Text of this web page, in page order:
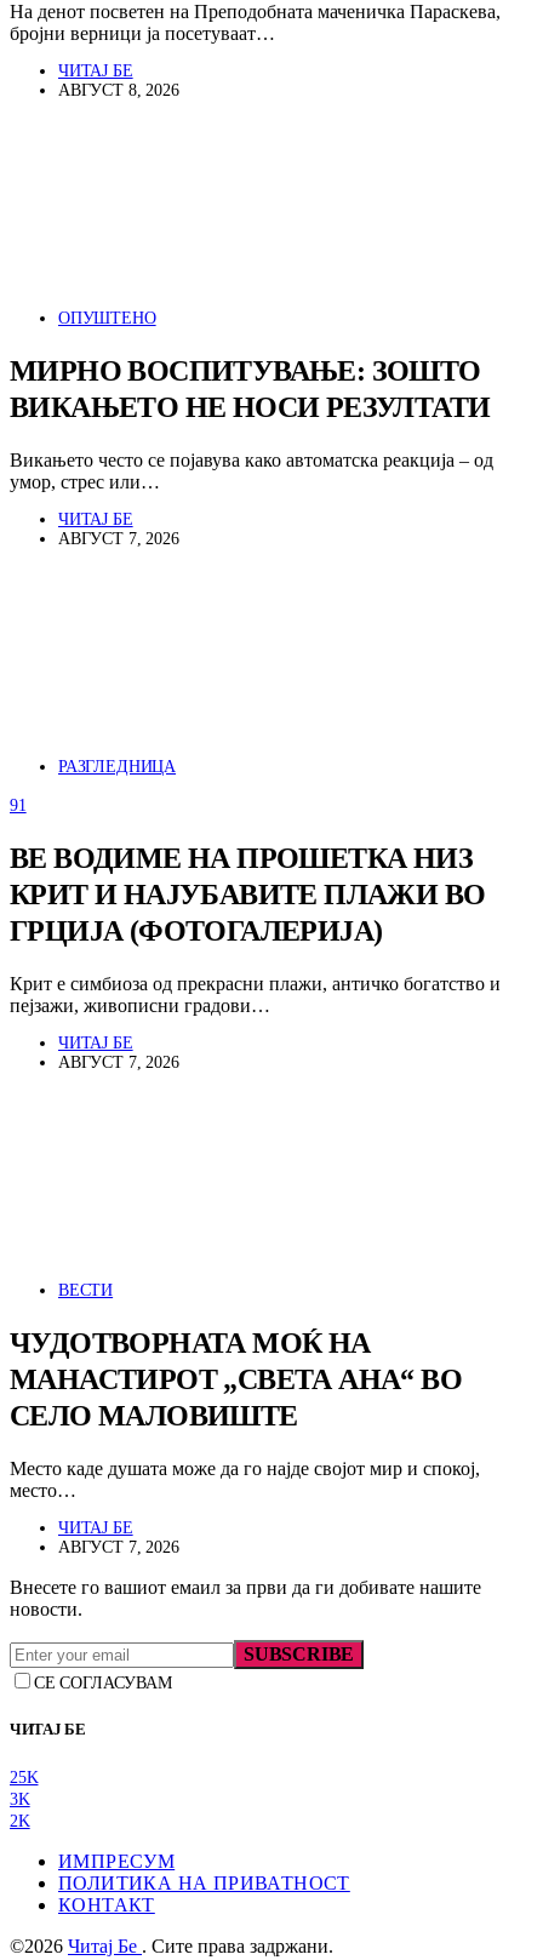
На денот посветен на Преподобната маченичка Параскева,
бројни верници ја посетуваат…
ЧИТАЈ БЕ
АВГУСТ 8, 2026
ОПУШТЕНО
МИРНО ВОСПИТУВАЊЕ: ЗОШТО
ВИКАЊЕТО НЕ НОСИ РЕЗУЛТАТИ
Викањето често се појавува како автоматска реакција – од
умор, стрес или…
ЧИТАЈ БЕ
АВГУСТ 7, 2026
РАЗГЛЕДНИЦА
91
ВЕ ВОДИМЕ НА ПРОШЕТКА НИЗ
КРИТ И НАЈУБАВИТЕ ПЛАЖИ ВО
ГРЦИЈА (ФОТОГАЛЕРИЈА)
Крит е симбиоза од прекрасни плажи, античко богатство и
пејзажи, живописни градови…
ЧИТАЈ БЕ
АВГУСТ 7, 2026
ВЕСТИ
ЧУДОТВОРНАТА МОЌ НА
МАНАСТИРОТ „СВЕТА АНА“ ВО
СЕЛО МАЛОВИШТЕ
Место каде душата може да го најде својот мир и спокој,
место…
ЧИТАЈ БЕ
АВГУСТ 7, 2026
Внесете го вашиот емаил за први да ги добивате нашите
новости.
SUBSCRIBE
СЕ СОГЛАСУВАМ
ЧИТАЈ БЕ
25K
3K
2K
ИМПРЕСУМ
ПОЛИТИКА НА ПРИВАТНОСТ
КОНТАКТ
©2026 Читај Бе . Сите права задржани.